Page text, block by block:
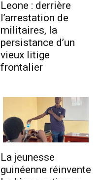
Leone : derrière
l’arrestation de
militaires, la
persistance d’un
vieux litige
frontalier
La jeunesse
guinéenne réinvente